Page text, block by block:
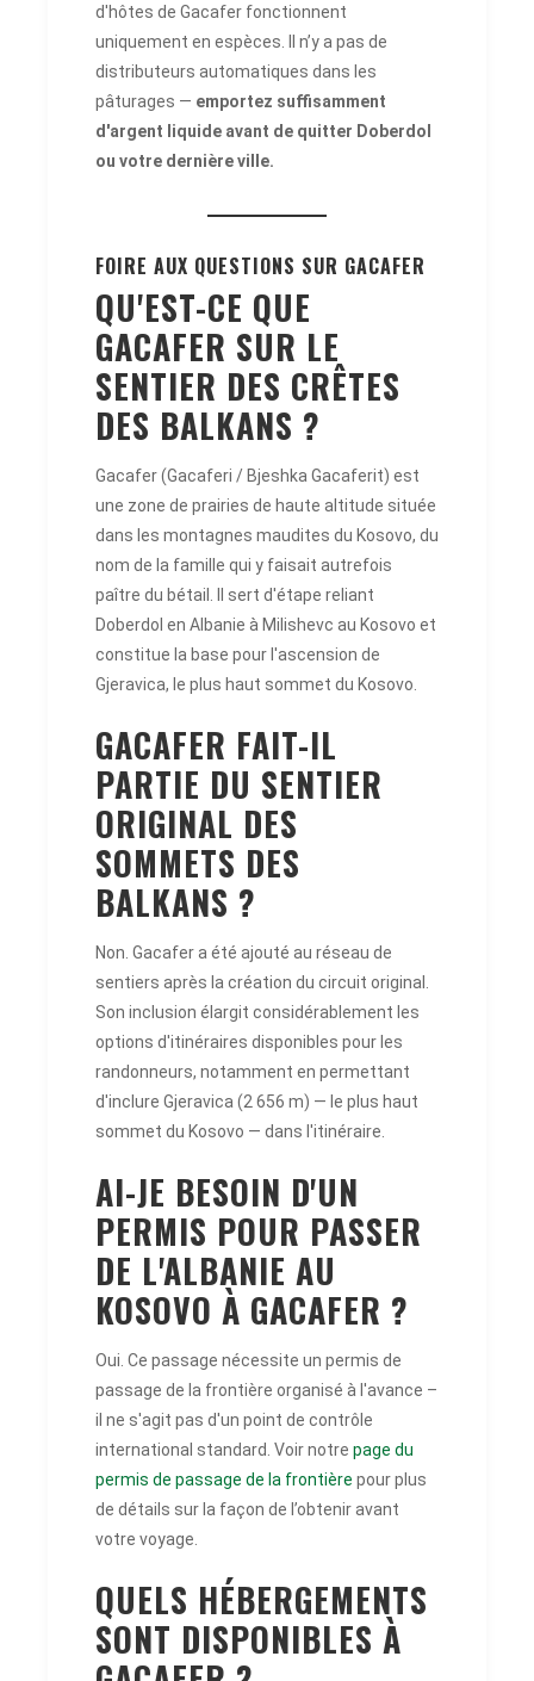
d'hôtes de Gacafer fonctionnent
uniquement en espèces. Il n’y a pas de
distributeurs automatiques dans les
pâturages — emportez suffisamment
d'argent liquide avant de quitter Doberdol
ou votre dernière ville.
FOIRE AUX QUESTIONS SUR GACAFER
QU'EST-CE QUE
GACAFER SUR LE
SENTIER DES CRÊTES
DES BALKANS ?
Gacafer (Gacaferi / Bjeshka Gacaferit) est
une zone de prairies de haute altitude située
dans les montagnes maudites du Kosovo, du
nom de la famille qui y faisait autrefois
paître du bétail. Il sert d'étape reliant
Doberdol en Albanie à Milishevc au Kosovo et
constitue la base pour l'ascension de
Gjeravica, le plus haut sommet du Kosovo.
GACAFER FAIT-IL
PARTIE DU SENTIER
ORIGINAL DES
SOMMETS DES
BALKANS ?
Non. Gacafer a été ajouté au réseau de
sentiers après la création du circuit original.
Son inclusion élargit considérablement les
options d'itinéraires disponibles pour les
randonneurs, notamment en permettant
d'inclure Gjeravica (2 656 m) — le plus haut
sommet du Kosovo — dans l'itinéraire.
AI-JE BESOIN D'UN
PERMIS POUR PASSER
DE L'ALBANIE AU
KOSOVO À GACAFER ?
Oui. Ce passage nécessite un permis de
passage de la frontière organisé à l'avance –
il ne s'agit pas d'un point de contrôle
international standard. Voir notre page du
permis de passage de la frontière pour plus
de détails sur la façon de l’obtenir avant
votre voyage.
QUELS HÉBERGEMENTS
SONT DISPONIBLES À